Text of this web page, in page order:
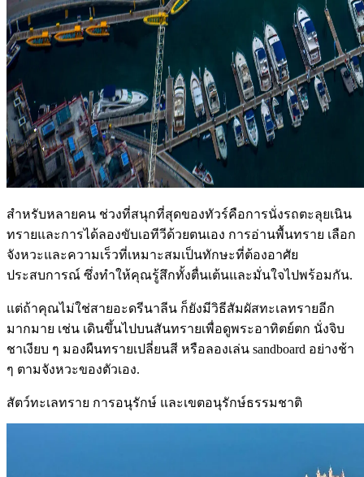
สำหรับหลายคน ช่วงที่สนุกที่สุดของทัวร์คือการนั่งรถตะลุยเนิน
ทรายและการได้ลองขับเอทีวีด้วยตนเอง การอ่านพื้นทราย เลือก
จังหวะและความเร็วที่เหมาะสมเป็นทักษะที่ต้องอาศัย
ประสบการณ์ ซึ่งทำให้คุณรู้สึกทั้งตื่นเต้นและมั่นใจไปพร้อมกัน.
แต่ถ้าคุณไม่ใช่สายอะดรีนาลีน ก็ยังมีวิธีสัมผัสทะเลทรายอีก
มากมาย เช่น เดินขึ้นไปบนสันทรายเพื่อดูพระอาทิตย์ตก นั่งจิบ
ชาเงียบ ๆ มองผืนทรายเปลี่ยนสี หรือลองเล่น sandboard อย่างช้า
ๆ ตามจังหวะของตัวเอง.
สัตว์ทะเลทราย การอนุรักษ์ และเขตอนุรักษ์ธรรมชาติ